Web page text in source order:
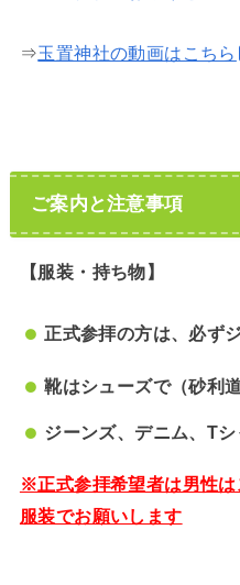
⇒玉置神社の動画はこちら
ご案内と注意事項
【服装・持ち物】
正式参拝の方は、必ず
靴はシューズで（砂利
ジーンズ、デニム、T
※正式参拝希望者は男性
服装でお願いします